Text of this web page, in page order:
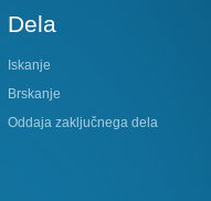
Dela
Iskanje
Brskanje
Oddaja zaključnega dela